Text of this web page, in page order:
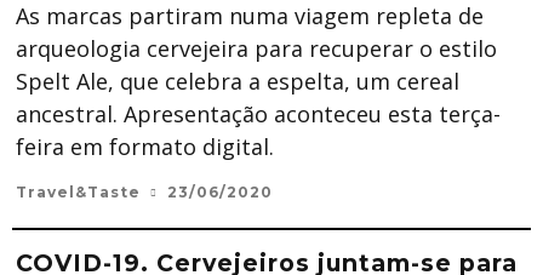
As marcas partiram numa viagem repleta de
arqueologia cervejeira para recuperar o estilo
Spelt Ale, que celebra a espelta, um cereal
ancestral. Apresentação aconteceu esta terça-
feira em formato digital.
Travel&Taste 23/06/2020
COVID-19. Cervejeiros juntam-se para